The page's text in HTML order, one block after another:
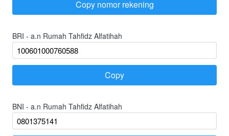
`
Copy nomor rekening
BRI - a.n Rumah Tahfidz Alfatihah
`
Copy
BNI - a.n Rumah Tahfidz Alfatihah